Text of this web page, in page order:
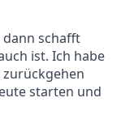
schafft
ist. Ich habe
starten und